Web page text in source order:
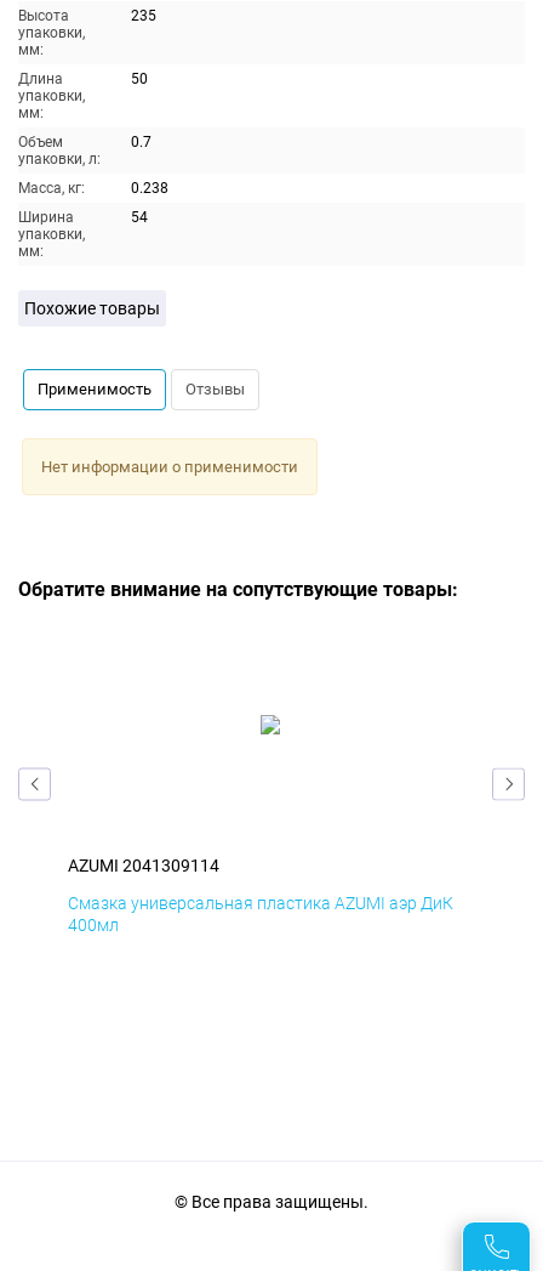
Высота
упаковки,
мм:
235
Длина
упаковки,
мм:
50
Объем
упаковки, л:
0.7
Масса, кг:
0.238
Ширина
упаковки,
мм:
54
Похожие товары
Применимость Отзывы
Нет информации о применимости
Обратите внимание на сопутствующие товары:
AZUMI 2041309114
Смазка универсальная пластика AZUMI аэр ДиК
400мл
© Все права защищены.